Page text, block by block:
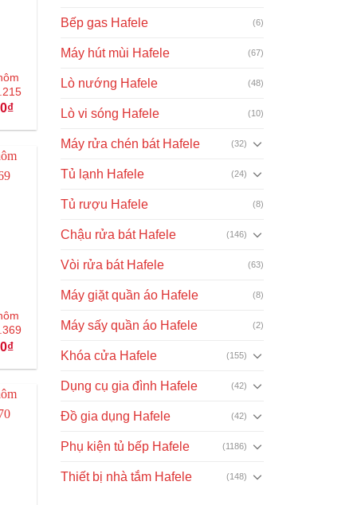
₫Giá
tại
649.000₫.
₫Giá
tại
513.000₫.
Bếp gas Hafele (6)
Máy hút mùi Hafele (67)
Lò nướng Hafele (48)
Lò vi sóng Hafele (10)
Máy rửa chén bát Hafele (32)
Tủ lạnh Hafele (24)
Tủ rượu Hafele (8)
Chậu rửa bát Hafele (146)
Vòi rửa bát Hafele (63)
Máy giặt quần áo Hafele (8)
Máy sấy quần áo Hafele (2)
Khóa cửa Hafele (155)
Dụng cụ gia đình Hafele (42)
Đồ gia dụng Hafele (42)
Phụ kiện tủ bếp Hafele (1186)
Thiết bị nhà tắm Hafele (148)